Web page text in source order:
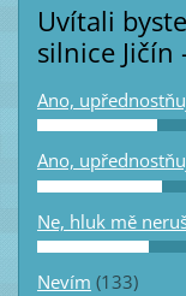
Uvítali
silnice Jičín
Ano,
Ano,
Ne, hluk mě
Nevím (133)